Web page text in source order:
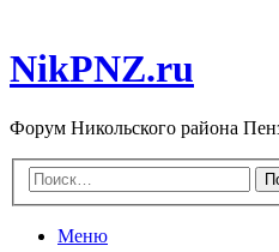
NikPNZ.ru
Форум Никольского района
Меню